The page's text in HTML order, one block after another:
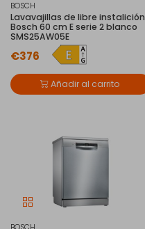
BOSCH
Lavavajillas de libre instalición
Bosch 60 cm E serie 2 blanco
SMS25AW05E
€376
Añadir al carrito